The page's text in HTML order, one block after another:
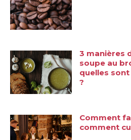
3 manières
soupe au
quelles
?
Comment
comment